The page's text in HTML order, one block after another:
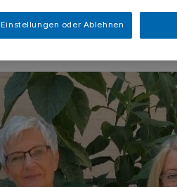
Einstellungen oder Ablehnen